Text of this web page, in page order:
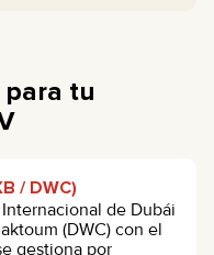
tu
/ DWC)
de Dubái
(DWC) con el
gestiona por